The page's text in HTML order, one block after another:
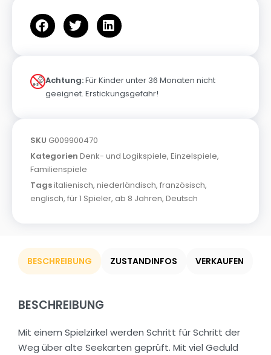
Achtung:Für Kinder unter 36 Monaten nicht
geeignet. Erstickungsgefahr!
SKU G009900470
Kategorien Denk- und Logikspiele, Einzelspiele,
Familienspiele
Tagsitalienisch, niederländisch, französisch,
englisch, für 1 Spieler, ab 8 Jahren, Deutsch
BESCHREIBUNG ZUSTANDINFOS VERKAUFEN
BESCHREIBUNG
Mit einem Spielzirkel werden Schritt für Schritt der
Weg über alte Seekarten geprüft. Mit viel Geduld